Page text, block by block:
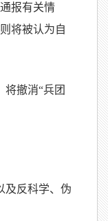
报有关情
将被认为自
撤消“兵团
及反科学、伪